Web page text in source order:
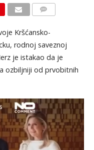
Kršćansko-
rodnoj saveznoj
je istakao da je
ozbiljniji od prvobitnih